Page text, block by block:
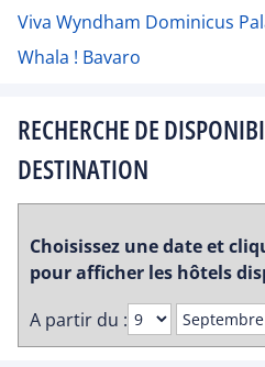
Viva Wyndham Dominicus
Whala ! Bavaro
RECHERCHE DE
DESTINATION
Choisissez une date et
pour afficher les hôtels
A partir du :